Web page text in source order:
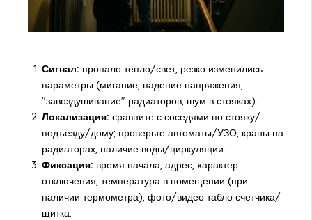
Сигнал: пропало тепло/свет, резко изменились
параметры (мигание, падение напряжения,
"завоздушивание" радиаторов, шум в стояках).
Локализация: сравните с соседями по стояку/
подъезду/дому; проверьте автоматы/УЗО, краны на
радиаторах, наличие воды/циркуляции.
Фиксация: время начала, адрес, характер
отключения, температура в помещении (при
наличии термометра), фото/видео табло счетчика/
щитка.